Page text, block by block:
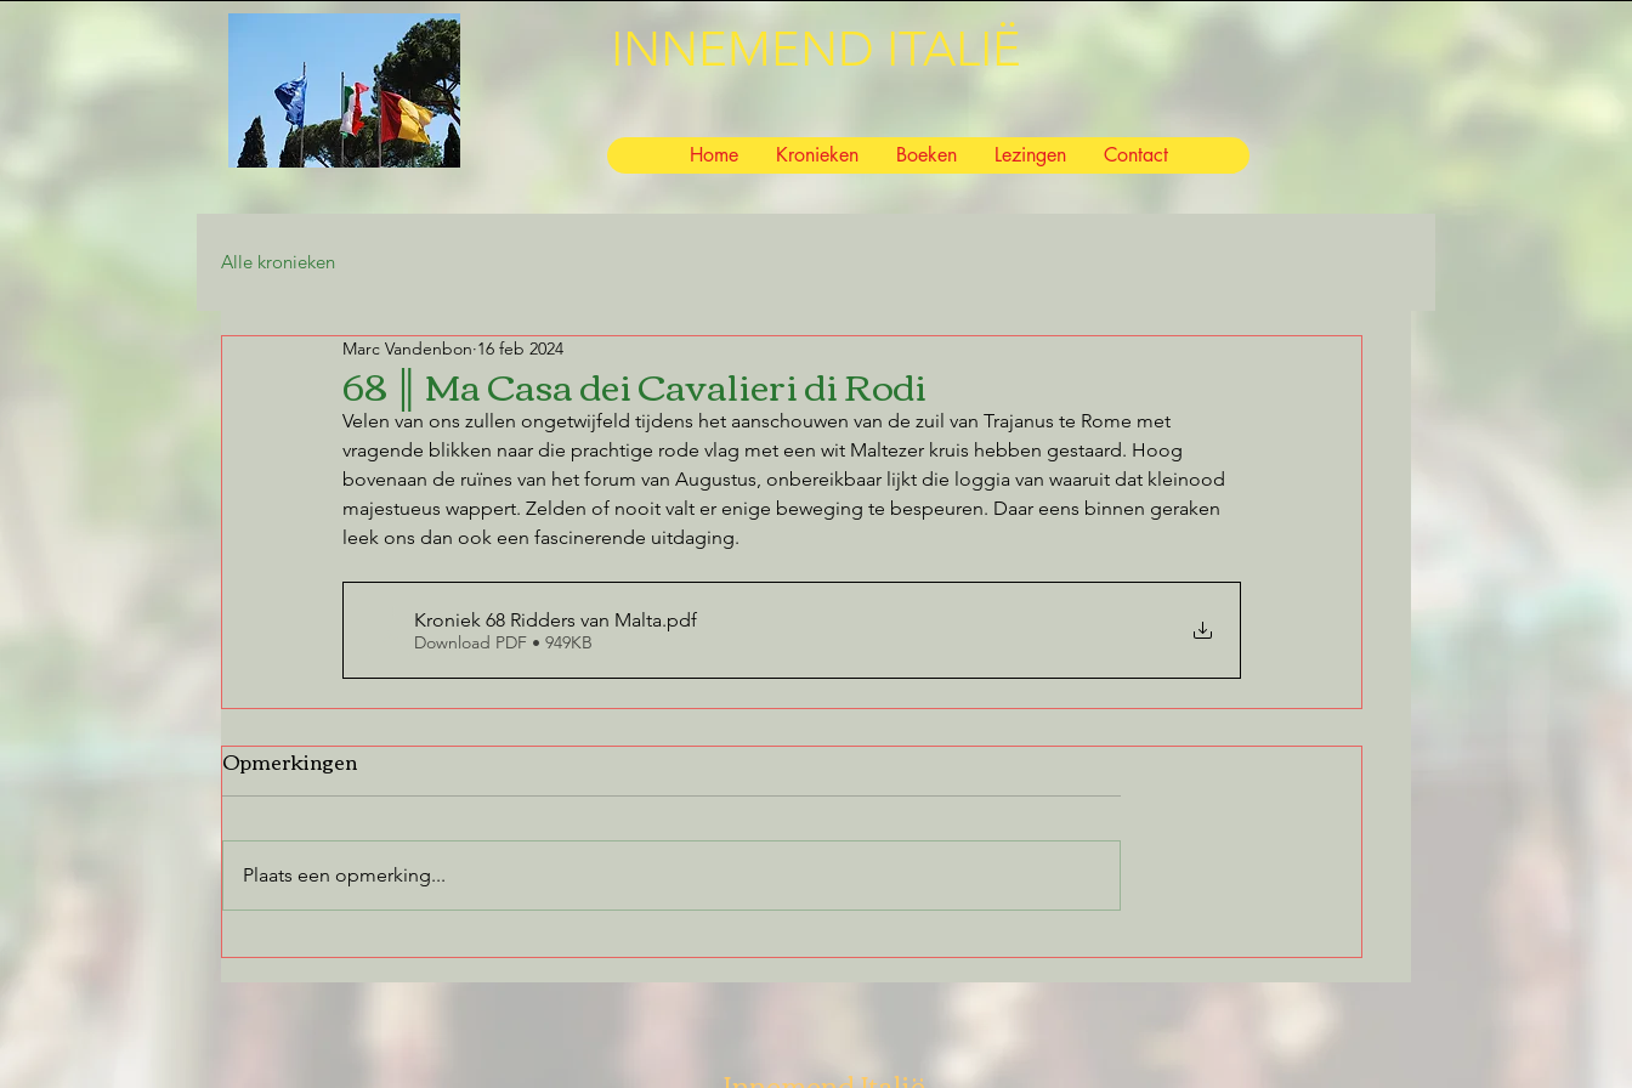
INNEMEND ITALIË
Home Kronieken Boeken Lezingen Contact
Alle kronieken
68 ║ Ma Casa dei Cavalieri di Rodi
Marc Vandenbon 16 feb 2024
Velen van ons zullen ongetwijfeld tijdens het aanschouwen van de zuil van Trajanus te Rome met
vragende blikken naar die prachtige rode vlag met een wit Maltezer kruis hebben gestaard. Hoog
bovenaan de ruïnes van het forum van Augustus, onbereikbaar lijkt die loggia van waaruit dat kleinood
majestueus wappert. Zelden of nooit valt er enige beweging te bespeuren. Daar eens binnen geraken
leek ons dan ook een fascinerende uitdaging.
Kroniek 68 Ridders van Malta.pdf
Download PDF • 949KB
Opmerkingen
Plaats een opmerking...